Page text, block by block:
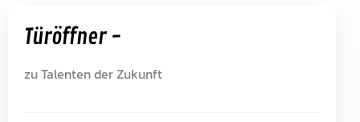
Türöffner -
zu Talenten der Zukunft